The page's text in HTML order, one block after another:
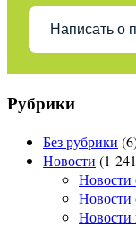
Написать о
Рубрики
Без рубрики
Новости (1
Новости
Новости